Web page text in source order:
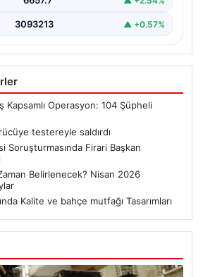
3093213 ▲ +0.57%
Kapsamlı Operasyon: 104 Şüpheli
testereyle saldırdı
Soruşturmasında Firari Başkan
Belirlenecek? Nisan 2026
Kalite ve bahçe mutfağı Tasarımları